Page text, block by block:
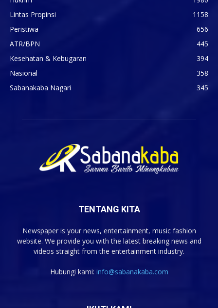
Lintas Propinsi
1158
Peristiwa
656
ATR/BPN
445
Kesehatan & Kebugaran
394
Nasional
358
Sabanakaba Nagari
345
TENTANG KITA
Newspaper is your news, entertainment, music fashion
website. We provide you with the latest breaking news and
videos straight from the entertainment industry.
Hubungi kami: info@sabanakaba.com